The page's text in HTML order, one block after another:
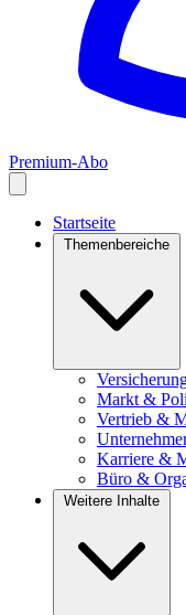
Premium-Abo
Startseite
Themenbereiche
Markt &
Vertrieb &
Karriere &
Büro &
Weitere Inhalte